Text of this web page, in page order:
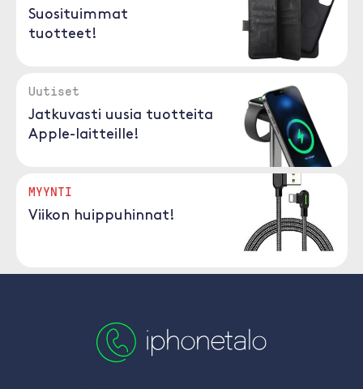
Suosituimmat
tuotteet!
Uutiset
Jatkuvasti uusia tuotteita
Apple-laitteille!
MYYNTI
Viikon huippuhinnat!